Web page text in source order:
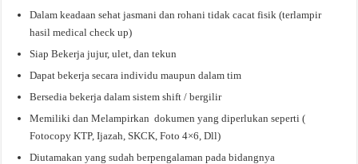
Dalam keadaan sehat jasmani dan rohani tidak cacat fisik (terlampir
hasil medical check up)
Siap Bekerja jujur, ulet, dan tekun
Dapat bekerja secara individu maupun dalam tim
Bersedia bekerja dalam sistem shift / bergilir
Memiliki dan Melampirkan dokumen yang diperlukan seperti (
Fotocopy KTP, Ijazah, SKCK, Foto 4×6, Dll)
Diutamakan yang sudah berpengalaman pada bidangnya